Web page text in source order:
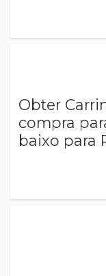
Obter
compra
baixo para